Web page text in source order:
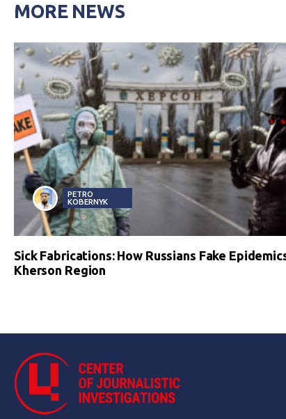
MORE NEWS
PETRO
KOBERNYK
Sick Fabrications: How Russians Fake
Kherson Region